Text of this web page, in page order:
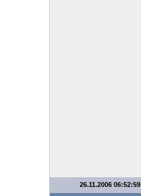
26.11.2006 06:52:59